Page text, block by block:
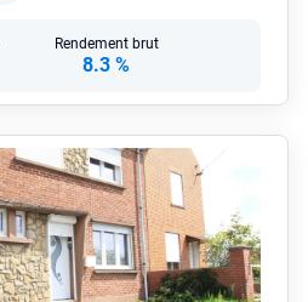
Rendement brut
8.3 %